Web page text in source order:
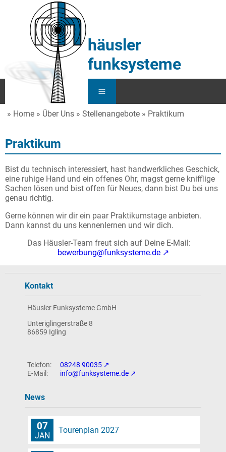
häusler
funksysteme
Home
Funk
KFZ
Über Uns
News
Home Über Uns Stellenangebote Praktikum
Praktikum
Bist du technisch interessiert, hast handwerkliches Geschick,
eine ruhige Hand und ein offenes Ohr, magst gerne knifflige
Sachen lösen und bist offen für Neues, dann bist Du bei uns
genau richtig.
Gerne können wir dir ein paar Praktikumstage anbieten.
Dann kannst du uns kennenlernen und wir dich.
Das Häusler-Team freut sich auf Deine
bewerbung@funksysteme.de
Kontakt
Häusler Funksysteme GmbH
Unteriglingerstraße 8
86859 Igling
08248 90035
info@funksysteme.de
News
07
JAN
Tourenplan 2027